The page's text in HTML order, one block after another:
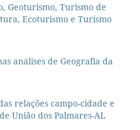
Geoturismo, Turismo de
Ecoturismo e Turismo
análises de Geografia da
relações campo-cidade e
União dos Palmares-AL